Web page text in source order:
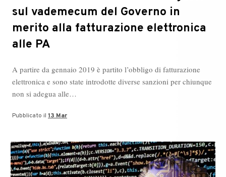
sul vademecum del Governo in
merito alla fatturazione elettronica
alle PA
A partire da gennaio 2019 è partito l’obbligo di fatturazione
elettronica e sono state introdotte diverse sanzioni per chiunque
non si adegua alle…
Pubblicato il 13 Mar